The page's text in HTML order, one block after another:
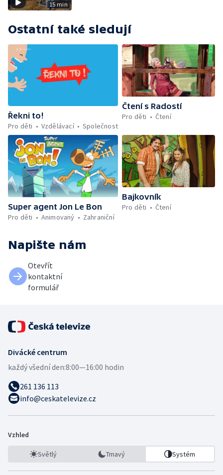
15 min
Ostatní také sledují
Řekni to!
Pro děti
Vzdělávací Společnost
Čtení s Radostí
Pro děti
Čtení
Super agent Jon Le Bon
Pro děti
Animovaný Zahraniční
Bajkovník
Pro děti
Čtení
Napište nám
Otevřít
kontaktní
formulář
Divácké centrum
každý všední den:8:00—16:00 hodin
261 136 113
info@ceskatelevize.cz
Vzhled
Světlý Tmavý Systém